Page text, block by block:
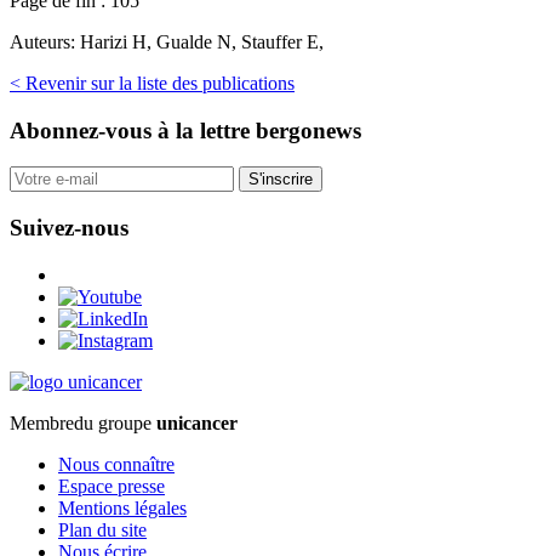
Auteurs: Harizi H, Gualde N, Stauffer E,
< Revenir sur la liste des publications
Abonnez-vous à la lettre bergonews
S'inscrire
Suivez-nous
Membredu groupe unicancer
Nous connaître
Espace presse
Mentions légales
Plan du site
Nous écrire